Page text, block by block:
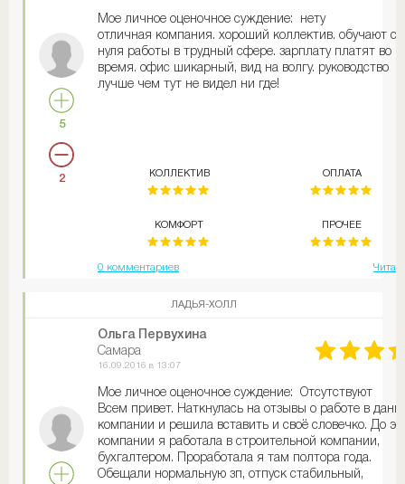
5
2
Мое личное оценочное суждение: нету
отличная компания. хороший коллектив. обучают с
нуля работы в трудный сфере. зарплату платят во
время. офис шикарный, вид на волгу. руководство
лучше чем тут не видел ни где!
КОЛЛЕКТИВ
КОМФОРТ
ОПЛАТА
ПРОЧЕЕ
0 комментариев
ЛАДЬЯ-ХОЛЛ
Ольга Первухина
Самара
16.09.2016 в 13:07
Мое личное оценочное суждение: Отсутствуют
Всем привет. Наткнулась на отзывы о работе в
компании и решила вставить и своё словечко. До
компании я работала в строительной компании,
бухгалтером. Проработала я там полтора года.
Обещали нормальную зп, отпуск стабильный,